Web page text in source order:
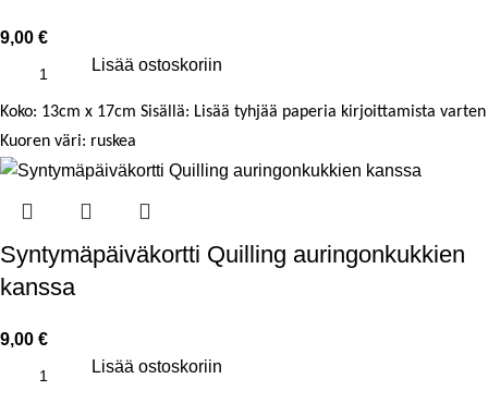
9,00 €
Lisää ostoskoriin
Koko: 13cm x 17cm Sisällä: Lisää tyhjää paperia kirjoittamista varten
Kuoren väri: ruskea
Syntymäpäiväkortti Quilling auringonkukkien
kanssa
9,00 €
Lisää ostoskoriin